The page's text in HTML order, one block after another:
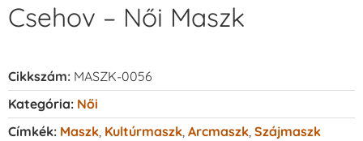
Csehov – Női Maszk
Cikkszám: MASZK-0056
Kategória: Női
Címkék: Maszk, Kultúrmaszk, Arcmaszk, Szájmaszk